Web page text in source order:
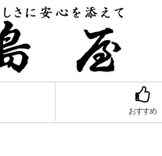
おすすめ